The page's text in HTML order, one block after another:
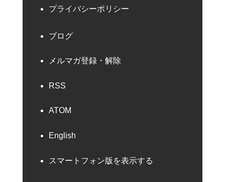
プライバシーポリシー
ブログ
メルマガ登録・解除
RSS
ATOM
English
スマートフォン版を表示する